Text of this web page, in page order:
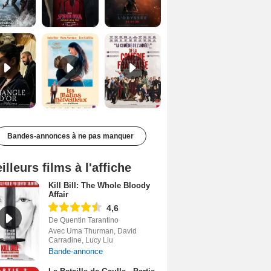
Le Triangle d'or Bande-annonce VF De la Comédie-Française Teaser VF
Bandes-annonces à ne pas manquer
films à l'affiche
Kill Bill: The Whole Bloody
Affair
4,6
De Quentin Tarantino
Avec Uma Thurman, David
Carradine, Lucy Liu
Bande-annonce